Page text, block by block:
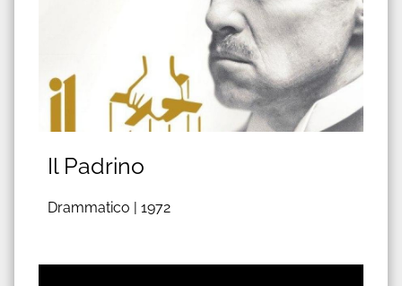
Il Padrino
Drammatico | 1972